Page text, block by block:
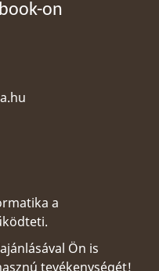
on
a
Ön is
tevékenységét!